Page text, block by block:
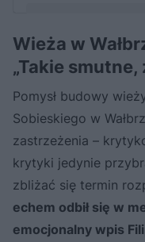
Post udostępniony
Wieża w
„Takie
Pomysł budowy
Sobieskiego w
zastrzeżenia –
krytyki jedynie
zbliżać się termin
echem odbił się w
emocjonalny wpis